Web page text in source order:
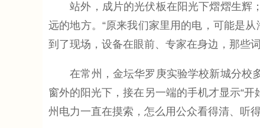
站外，成片的光伏板在阳光下熠熠生辉；
远的地方。“原来我们家里用的电，可能是从
到了现场，设备在眼前、专家在身边，那些
在常州，金坛华罗庚实验学校新城分校多
窗外的阳光下，接在另一端的手机才显示“
州电力一直在摸索，怎么用公众看得清、听